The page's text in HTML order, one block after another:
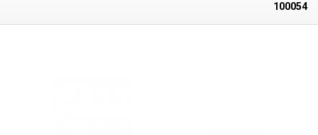
100054